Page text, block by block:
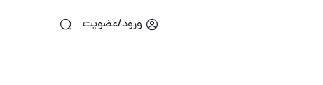
ورود/عضویت